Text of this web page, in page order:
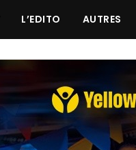
L’EDITO AUTRES